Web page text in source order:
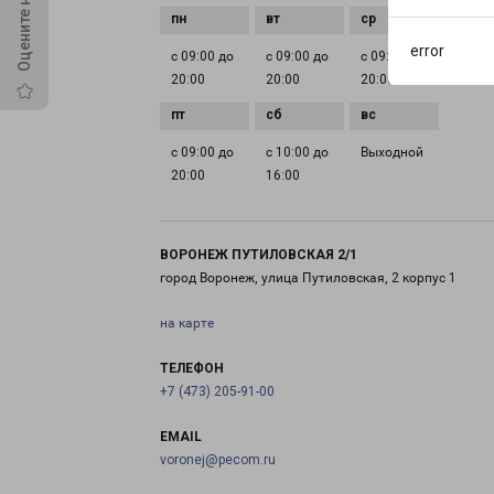
error
с 09:00 до
20:00
с 09:00 до
20:00
с 09:00 до
20:00
с 09:00 до
20:00
с 10:00 до
16:00
Выходной
ВОРОНЕЖ ПУТИЛОВСКАЯ 2/1
город Воронеж, улица Путиловская, 2 корпус 1
на карте
ТЕЛЕФОН
+7 (473) 205-91-00
EMAIL
voronej@pecom.ru